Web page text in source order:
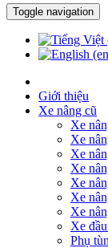
Toggle navigation
Giới thiệu
Xe nâng cũ
Xe
Xe
Xe
Xe
Xe
Xe
Xe
Xe
Phụ